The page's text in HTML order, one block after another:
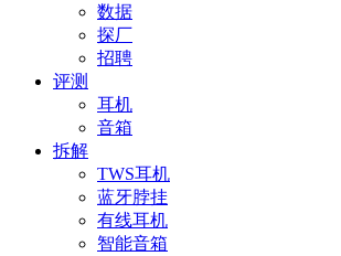
数据
探厂
招聘
评测
耳机
音箱
拆解
TWS耳机
蓝牙脖挂
有线耳机
智能音箱